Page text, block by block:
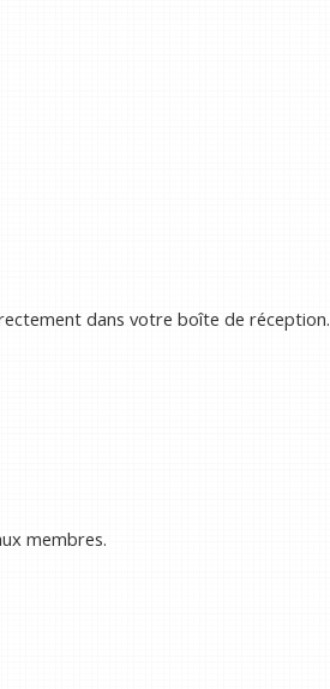
dans votre boîte de réception.
membres.